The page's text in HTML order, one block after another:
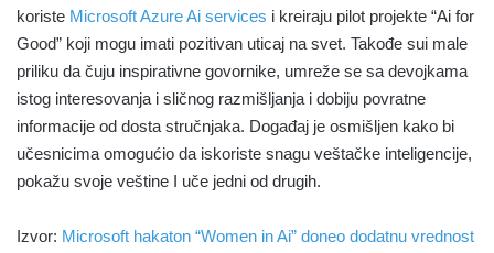
koriste Microsoft Azure Ai services i kreiraju pilot projekte “Ai for
Good” koji mogu imati pozitivan uticaj na svet. Takođe sui male
priliku da čuju inspirativne govornike, umreže se sa devojkama
istog interesovanja i sličnog razmišljanja i dobiju povratne
informacije od dosta stručnjaka. Događaj je osmišljen kako bi
učesnicima omogućio da iskoriste snagu veštačke inteligencije,
pokažu svoje veštine I uče jedni od drugih.
Izvor: Microsoft hakaton “Women in Ai” doneo dodatnu vrednost